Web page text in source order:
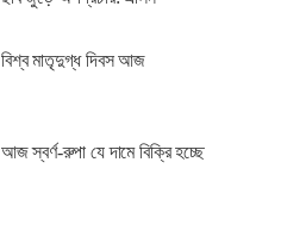
বিশ্ব মাতৃদুগ্ধ দিবস আজ
আজ স্বর্ণ-রুপা যে দামে বিক্রি হচ্ছে